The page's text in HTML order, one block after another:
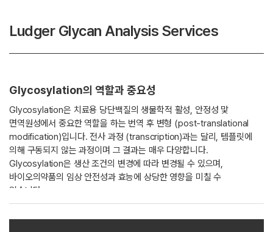
Ludger Glycan Analysis Services
Glycosylation의 역할과 중요성
Glycosylation은 치료용 당단백질의 생물학적 활성, 안정성 맟
면역원성에서 중요한 역할을 하는 번역 후 변형 (post-translational
modification)입니다. 전사 과정 (transcription)과는 달리, 템플릿에
의해 구동되지 않는 과정이며 그 결과는 매우 다양합니다.
Glycosylation은 생산 조건의 변경에 따라 변경될 수 있으며,
바이오의약품의 임상 안전성과 효능에 상당한 영향을 미칠 수
있습니다.